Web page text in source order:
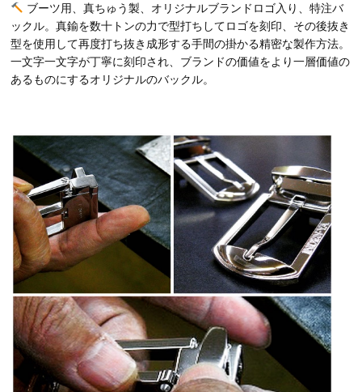
ブーツ用、真ちゅう製、オリジナルブランドロゴ入り、特注バ
ックル。真鍮を数十トンの力で型打ちしてロゴを刻印、その後抜き
型を使用して再度打ち抜き成形する手間の掛かる精密な製作方法。
一文字一文字が丁寧に刻印され、ブランドの価値をより一層価値の
あるものにするオリジナルのバックル。